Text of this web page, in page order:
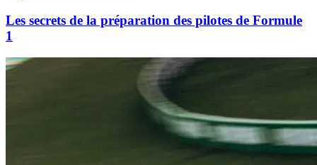
Les secrets de la préparation des pilotes de Formule
1